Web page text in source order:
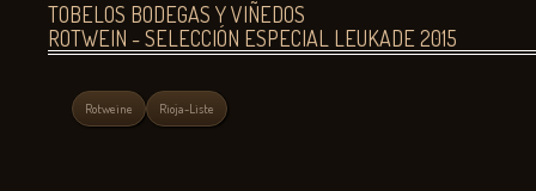
TOBELOS BODEGAS Y VIÑEDOS
ROTWEIN - SELECCIÓN ESPECIAL LEUKADE 2015
Rotweine Rioja-Liste